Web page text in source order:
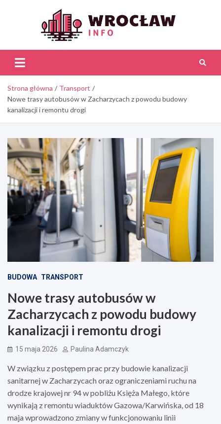
Strona główna
Transport
Nowe trasy autobusów w Zacharzycach z powodu budowy
kanalizacji i remontu drogi
BUDOWA TRANSPORT
Nowe trasy autobusów w
Zacharzycach z powodu budowy
kanalizacji i remontu drogi
15 maja 2026 Paulina Adamczyk
W związku z postępem prac przy budowie kanalizacji
sanitarnej w Zacharzycach oraz ograniczeniami ruchu na
drodze krajowej nr 94 w pobliżu Księża Małego, które
wynikają z remontu wiaduktów Gazowa/Karwińska, od 18
maja wprowadzono zmiany w funkcjonowaniu linii